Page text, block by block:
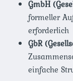
GmbH
formeller
erforderlich
GbR
einfache